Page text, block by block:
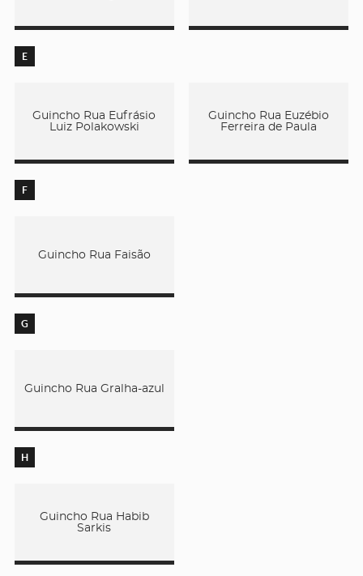
E
Guincho Rua Eufrásio
Luiz Polakowski
Guincho Rua Euzébio
Ferreira de Paula
F
Guincho Rua Faisão
G
Guincho Rua Gralha-azul
H
Guincho Rua Habib
Sarkis